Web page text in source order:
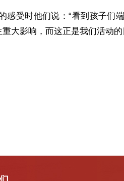
受时他们说：“看到孩子们
大影响，而这正是我们活动的